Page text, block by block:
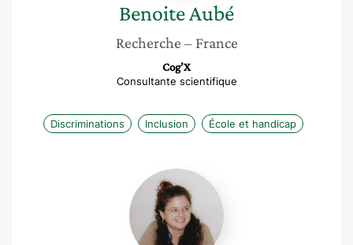
BenoiteAubé
Recherche – France
Cog’X
Consultante scientifique
Discriminations Inclusion École et handicap
Laure
Guillot
Farneti